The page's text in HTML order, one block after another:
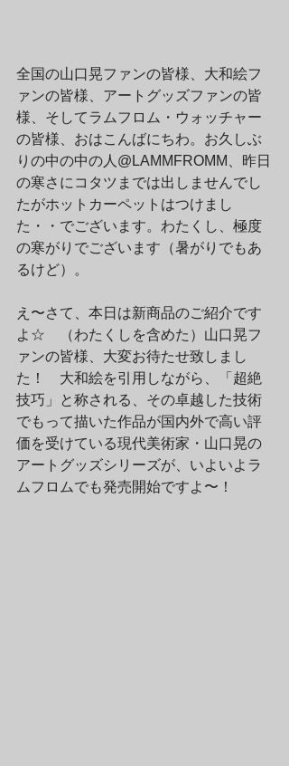
全国の山口晃ファンの皆様、大和絵フ
ァンの皆様、アートグッズファンの皆
様、そしてラムフロム・ウォッチャー
の皆様、おはこんばにちわ。お久しぶ
りの中の中の人@LAMMFROMM、昨日
の寒さにコタツまでは出しませんでし
たがホットカーペットはつけまし
た・・でございます。わたくし、極度
の寒がりでございます（暑がりでもあ
るけど）。
え〜さて、本日は新商品のご紹介です
よ☆　（わたくしを含めた）山口晃フ
ァンの皆様、大変お待たせ致しまし
た！　大和絵を引用しながら、「超絶
技巧」と称される、その卓越した技術
でもって描いた作品が国内外で高い評
価を受けている現代美術家・山口晃の
アートグッズシリーズが、いよいよラ
ムフロムでも発売開始ですよ〜！